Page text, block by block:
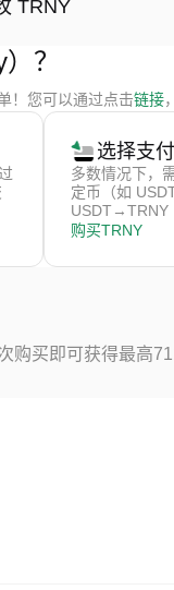
TRNY
？
！您可以通过点击链接
选择支
多数情况下，
定币（如
USDT→TRNY
购买TRNY
购买即可获得最高